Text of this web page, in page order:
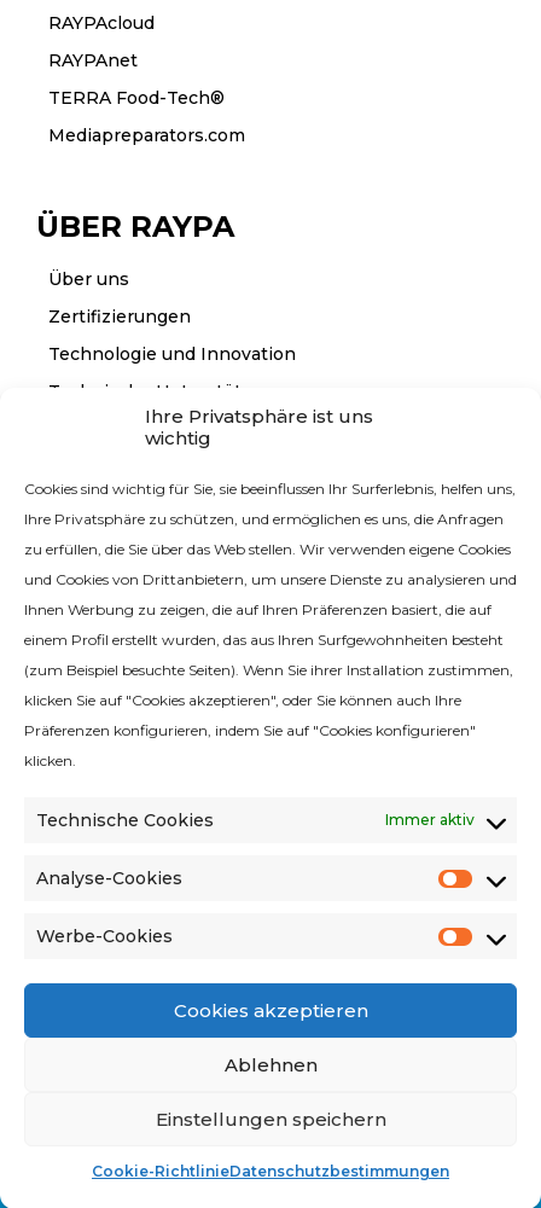
Ihre Privatsphäre ist uns
wichtig
Cookies sind wichtig für Sie, sie beeinflussen Ihr Surferlebnis, helfen uns,
Ihre Privatsphäre zu schützen, und ermöglichen es uns, die Anfragen
zu erfüllen, die Sie über das Web stellen. Wir verwenden eigene Cookies
und Cookies von Drittanbietern, um unsere Dienste zu analysieren und
Ihnen Werbung zu zeigen, die auf Ihren Präferenzen basiert, die auf
einem Profil erstellt wurden, das aus Ihren Surfgewohnheiten besteht
(zum Beispiel besuchte Seiten). Wenn Sie ihrer Installation zustimmen,
klicken Sie auf "Cookies akzeptieren", oder Sie können auch Ihre
Präferenzen konfigurieren, indem Sie auf "Cookies konfigurieren"
klicken.
Technische Cookies Immer aktiv
Analyse-Cookies
Werbe-Cookies
Cookies akzeptieren
Ablehnen
Einstellungen speichern
Cookie-RichtlinieDatenschutzbestimmungen
RAYPAcloud
RAYPAnet
TERRA Food-Tech®
Mediapreparators.com
ÜBER RAYPA
Über uns
Zertifizierungen
Technologie und Innovation
Technische Unterstützung
KONTAKT
Qualitätsrichtlinie
Datenschutzbestimmungen
Verkaufsbedingungen und Konditionen
Barcelona, Spanien